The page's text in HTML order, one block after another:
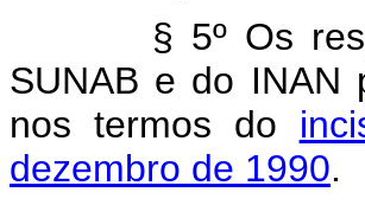
§ 5º Os
SUNAB e do INAN
nos termos do
dezembro de 1990.